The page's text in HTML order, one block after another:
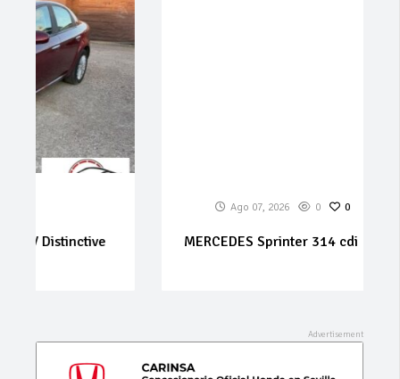
0
MERCEDES Sprinter 314 cdi